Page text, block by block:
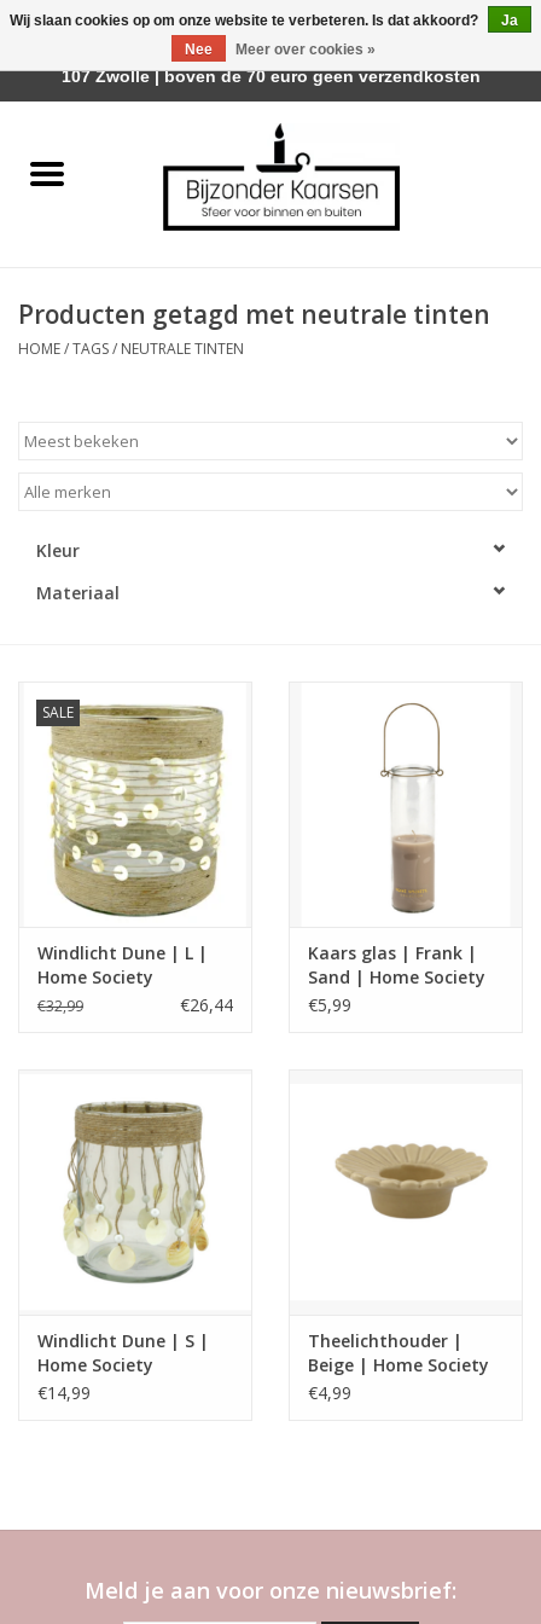
Räder Design Stories
Geurkaarsen
LED Kaarsen
Relatiegeschenken & Bedankjes
Huisparfums
Merken
Producten getagd met neutrale tinten
HOME/TAGS/ NEUTRALE TINTEN
Kleur
Materiaal
SALE
Windlicht Dune | L |
Home Society
€32,99 €26,44
Kaars glas | Frank |
Sand | Home Society
€5,99
Windlicht Dune | S |
Home Society
€14,99
Theelichthouder |
Beige | Home Society
€4,99
Meld je aan voor onze nieuwsbrief:
Wij slaan cookies op om onze website te verbeteren. Is dat akkoord?
Ja
Nee
Meer over cookies »
Afhalen is mogelijk bij Trotz Woon & Cadeau | Belvederelaan
107 Zwolle | boven de 70 euro geen verzendkosten